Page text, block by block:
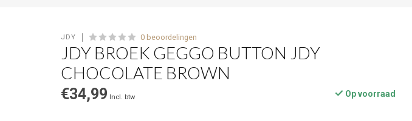
JDY 0 beoordelingen
JDY BROEK GEGGO BUTTON JDY
CHOCOLATE BROWN
€34,99 Incl. btw Op voorraad